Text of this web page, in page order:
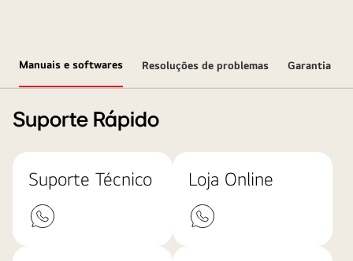
Manuais e softwares Resoluções de problemas Garantia
Suporte Rápido
Suporte Técnico Loja Online